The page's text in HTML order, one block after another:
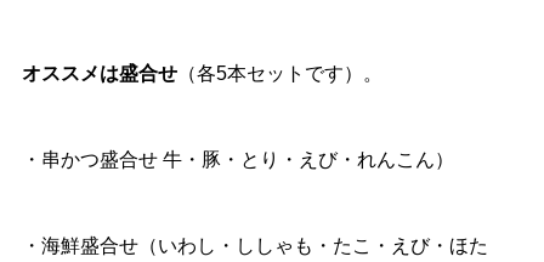
オススメは盛合せ（各5本セットです）。
・串かつ盛合せ 牛・豚・とり・えび・れんこん）
・海鮮盛合せ（いわし・ししゃも・たこ・えび・ほた